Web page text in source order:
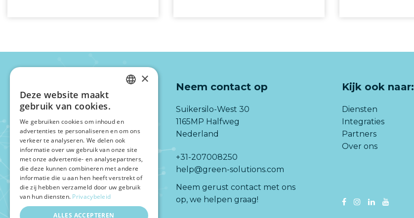
Neem contact op
Suikersilo-West 30
1165MP Halfweg
Nederland
+31-207008250
help@green-solutions.com
Neem gerust contact met ons
op, we helpen graag!
Kijk ook naar:
Diensten
Integraties
Partners
Over ons
×
Deze website maakt
gebruik van cookies.
We gebruiken cookies om inhoud en
advertenties te personaliseren en om ons
verkeer te analyseren. We delen ook
informatie over uw gebruik van onze site
met onze advertentie- en analysepartners,
die deze kunnen combineren met andere
informatie die u aan hen heeft verstrekt of
die zij hebben verzameld door uw gebruik
van hun diensten. Privacybeleid
ALLES ACCEPTEREN